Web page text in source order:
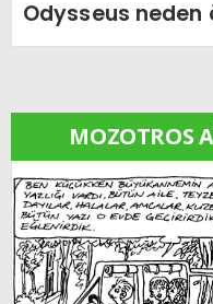
Odysseus
MOZOTROS